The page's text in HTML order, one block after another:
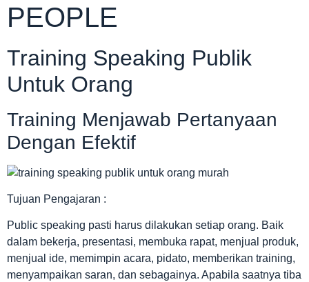
PEOPLE
Training Speaking Publik
Untuk Orang
Training Menjawab Pertanyaan
Dengan Efektif
Tujuan Pengajaran :
Public speaking pasti harus dilakukan setiap orang. Baik
dalam bekerja, presentasi, membuka rapat, menjual produk,
menjual ide, memimpin acara, pidato, memberikan training,
menyampaikan saran, dan sebagainya. Apabila saatnya tiba